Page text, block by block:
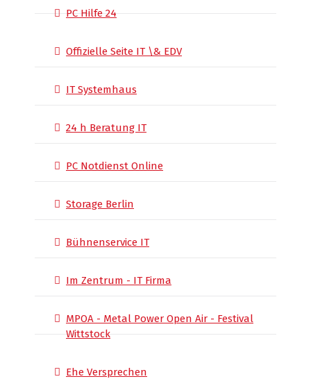
PC Hilfe 24
Offizielle Seite IT \& EDV
IT Systemhaus
24 h Beratung IT
PC Notdienst Online
Storage Berlin
Bühnenservice IT
Im Zentrum - IT Firma
MPOA - Metal Power Open Air - Festival
Wittstock
Ehe Versprechen